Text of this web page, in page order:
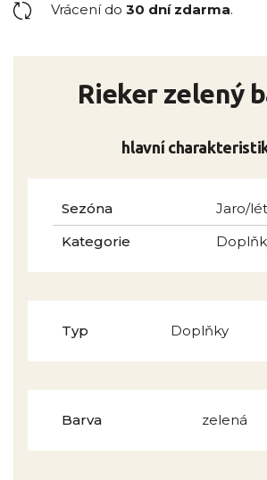
Vrácení do 30 dní zdarma.
Rieker zelený
hlavní
Sezóna
Jaro/
Kategorie
Typ Doplňky
Barva zelená